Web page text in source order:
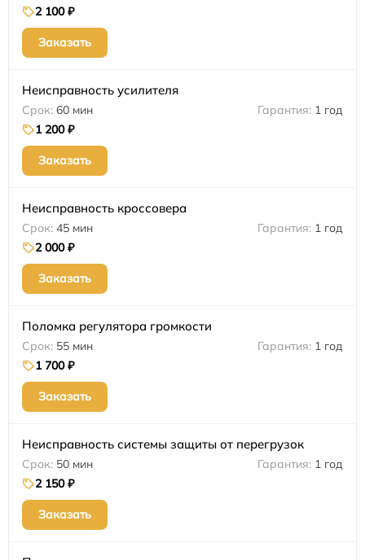
2 100 ₽
Заказать
Неисправность усилителя
60 мин
1 год
1 200 ₽
Заказать
Неисправность кроссовера
45 мин
1 год
2 000 ₽
Заказать
Поломка регулятора громкости
55 мин
1 год
1 700 ₽
Заказать
Неисправность системы защиты от перегрузок
50 мин
1 год
2 150 ₽
Заказать